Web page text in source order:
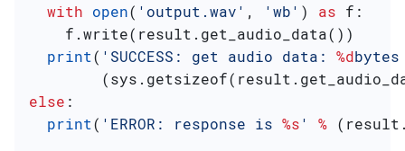
  with
open( 'output.wav' , 'wb' ) as f:
    f.write(result.get_audio_data())
  print
( 'SUCCESS: get audio data: %d
else :
  print
( 'ERROR: response is %s' %